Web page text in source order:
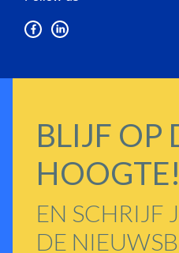
BLIJF OP
HOOGTE!
EN SCHRIJF
DE